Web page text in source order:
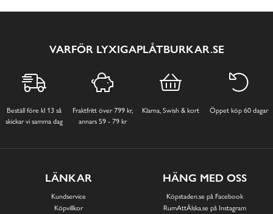
VARFÖR LYXIGAPLÅTBURKAR.SE
Beställ före kl 13 så
skickar vi samma dag
Fraktfritt över 799 kr,
annars 59 - 79 kr
Klarna, Swish & kort Öppet köp 60 dagar
LÄNKAR
Kundservice
Köpvillkor
HÄNG MED OSS
Köpstaden.se på Facebook
RumAttÄlska.se på Instagram